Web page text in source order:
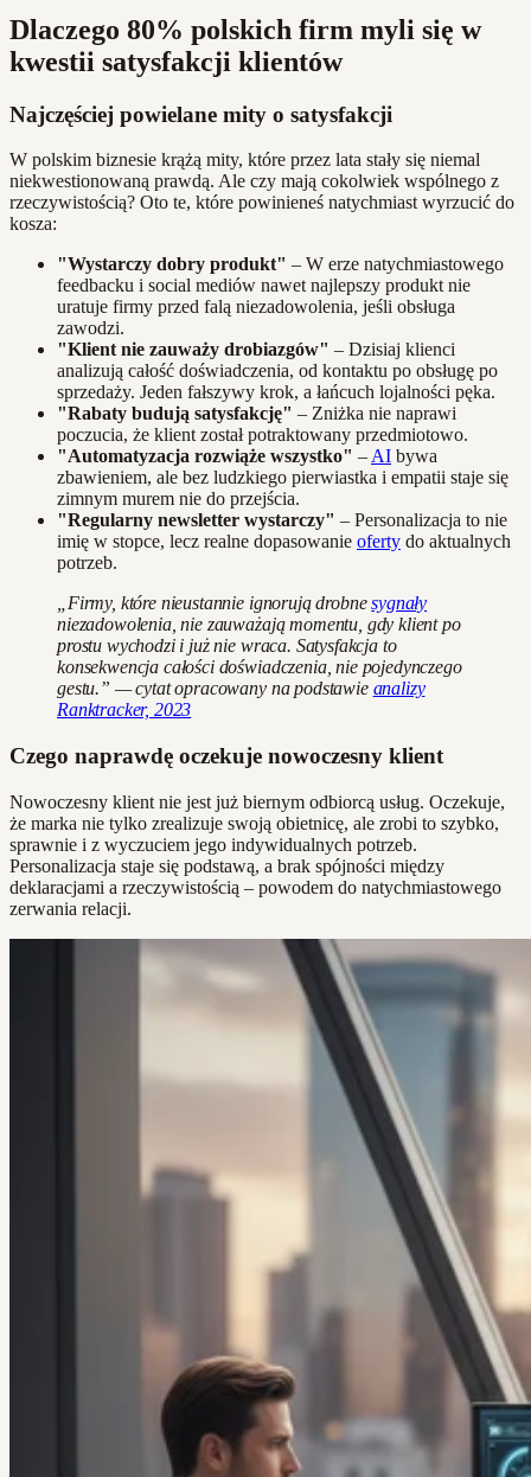
Dlaczego 80% polskich firm myli się w
kwestii satysfakcji klientów
Najczęściej powielane mity o satysfakcji
W polskim biznesie krążą mity, które przez lata stały się niemal
niekwestionowaną prawdą. Ale czy mają cokolwiek wspólnego z
rzeczywistością? Oto te, które powinieneś natychmiast wyrzucić do
kosza:
"Wystarczy dobry produkt" – W erze natychmiastowego
feedbacku i social mediów nawet najlepszy produkt nie
uratuje firmy przed falą niezadowolenia, jeśli obsługa
zawodzi.
"Klient nie zauważy drobiazgów" – Dzisiaj klienci
analizują całość doświadczenia, od kontaktu po obsługę po
sprzedaży. Jeden fałszywy krok, a łańcuch lojalności pęka.
"Rabaty budują satysfakcję" – Zniżka nie naprawi
poczucia, że klient został potraktowany przedmiotowo.
"Automatyzacja rozwiąże wszystko" – AI bywa
zbawieniem, ale bez ludzkiego pierwiastka i empatii staje się
zimnym murem nie do przejścia.
"Regularny newsletter wystarczy" – Personalizacja to nie
imię w stopce, lecz realne dopasowanie oferty do aktualnych
potrzeb.
„Firmy, które nieustannie ignorują drobnesygnały
niezadowolenia, nie zauważają momentu, gdy klient po
prostu wychodzi i już nie wraca. Satysfakcja to
konsekwencja całości doświadczenia, nie pojedynczego
gestu.” — cytat opracowany na podstawie analizy
Ranktracker, 2023
Czego naprawdę oczekuje nowoczesny klient
Nowoczesny klient nie jest już biernym odbiorcą usług. Oczekuje,
że marka nie tylko zrealizuje swoją obietnicę, ale zrobi to szybko,
sprawnie i z wyczuciem jego indywidualnych potrzeb.
Personalizacja staje się podstawą, a brak spójności między
deklaracjami a rzeczywistością – powodem do natychmiastowego
zerwania relacji.